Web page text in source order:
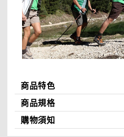
商品特色
商品規格
購物須知